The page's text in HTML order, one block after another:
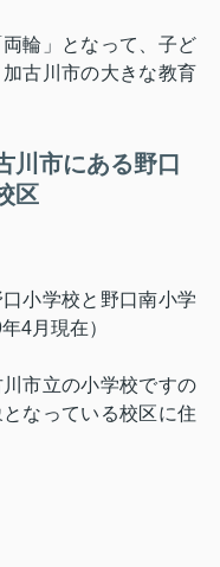
輪」となって、子ど
古川市の大きな教育
川市にある野口
区
小学校と野口南小学
年4月現在）
市立の小学校ですの
なっている校区に住